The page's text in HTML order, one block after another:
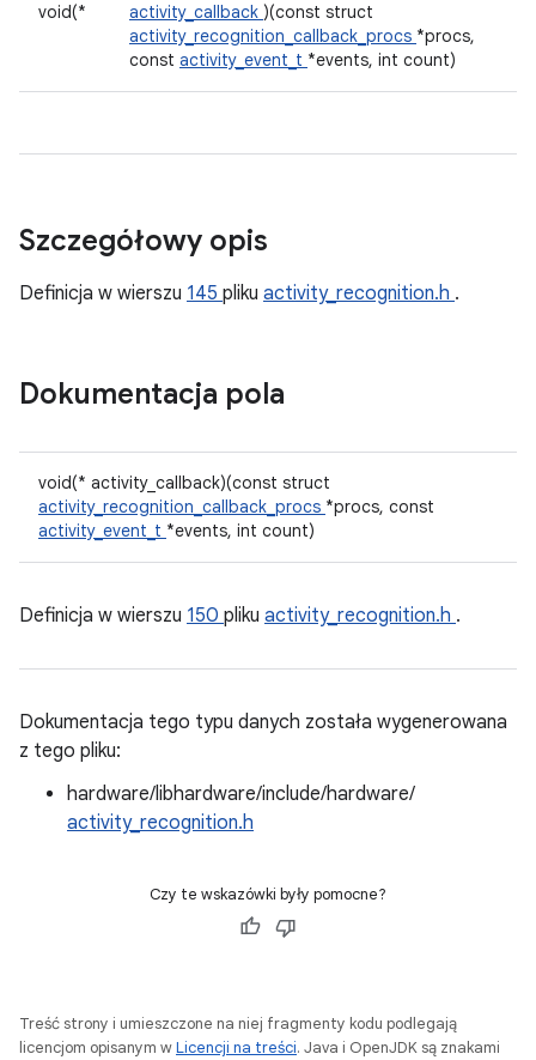
void(* activity_callback )(const struct
activity_recognition_callback_procs *procs,
const activity_event_t *events, int count)
Szczegółowy opis
Definicja w wierszu 145 pliku activity_recognition.h .
Dokumentacja pola
void(* activity_callback)(const struct
activity_recognition_callback_procs *procs, const
activity_event_t *events, int count)
Definicja w wierszu 150 pliku activity_recognition.h .
Dokumentacja tego typu danych została wygenerowana
z tego pliku:
hardware/libhardware/include/hardware/
activity_recognition.h
Czy te wskazówki były pomocne?
Treść strony i umieszczone na niej fragmenty kodu podlegają
licencjom opisanym wLicencji na treści. Java i OpenJDK są znakami